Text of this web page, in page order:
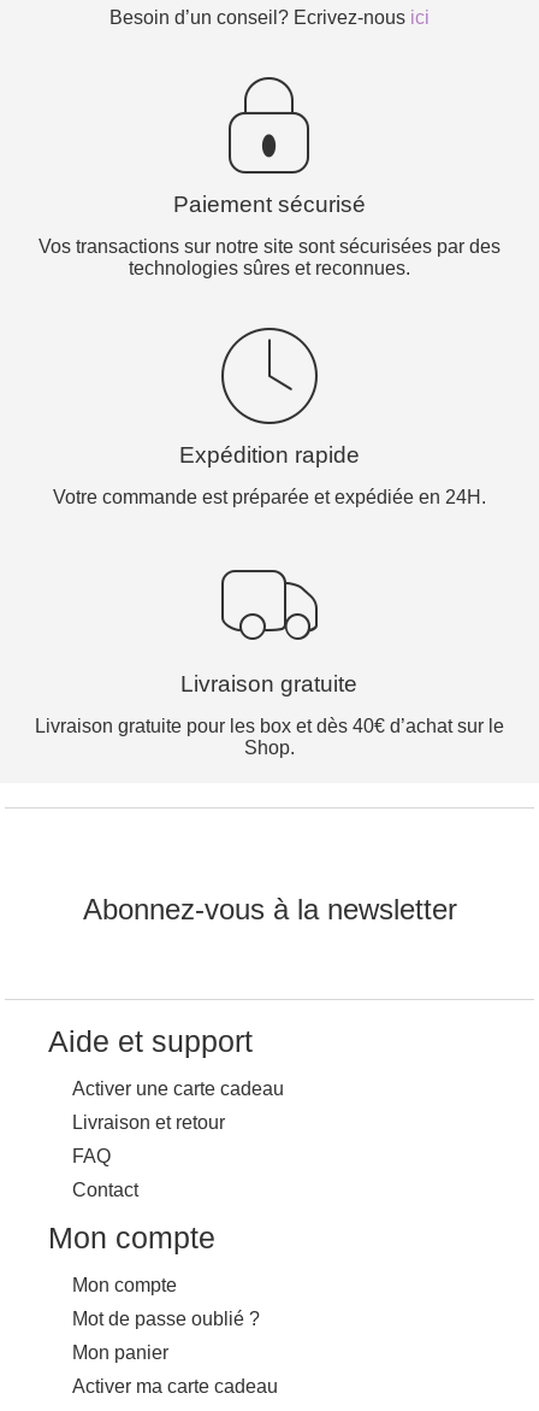
Besoin d’un conseil? Ecrivez-nous ici
Paiement sécurisé
Vos transactions sur notre site sont sécurisées par des
technologies sûres et reconnues.
Expédition rapide
Votre commande est préparée et expédiée en 24H.
Livraison gratuite
Livraison gratuite pour les box et dès 40€ d’achat sur le
Shop.
Abonnez-vous à la newsletter
Aide et support
Activer une carte cadeau
Livraison et retour
FAQ
Contact
Mon compte
Mon compte
Mot de passe oublié ?
Mon panier
Activer ma carte cadeau